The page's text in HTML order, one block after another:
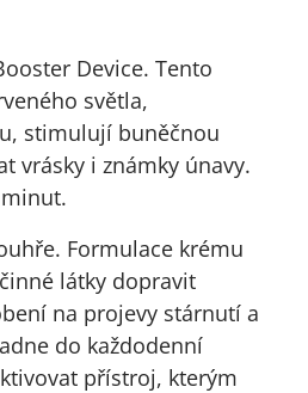
Device. Tento
světla,
stimulují buněčnou
vrásky i známky únavy.
Formulace krému
látky dopravit
na projevy stárnutí a
do každodenní
přístroj, kterým